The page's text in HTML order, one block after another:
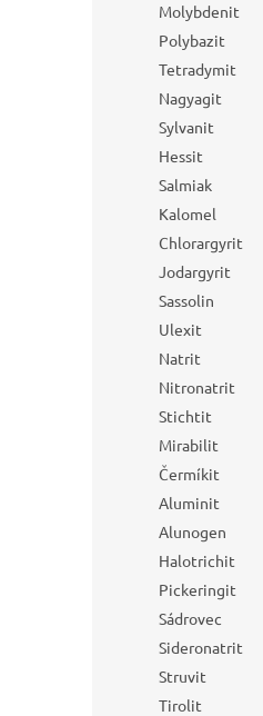
Molybdenit
Polybazit
Tetradymit
Nagyagit
Sylvanit
Hessit
Salmiak
Kalomel
Chlorargyrit
Jodargyrit
Sassolin
Ulexit
Natrit
Nitronatrit
Stichtit
Mirabilit
Čermíkit
Aluminit
Alunogen
Halotrichit
Pickeringit
Sádrovec
Sideronatrit
Struvit
Tirolit